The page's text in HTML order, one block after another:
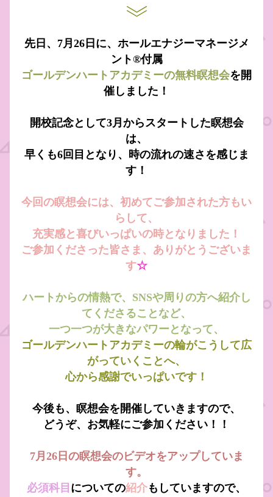
先日、7月26日に、ホールエナジーマネージメ
ント®付属
ゴールデンハートアカデミーの無料瞑想会を開
催しました！
開校記念として3月からスタートした瞑想会
は、
早くも6回目となり、時の流れの速さを感じま
す！
今回の瞑想会には、初めてご参加された方もい
らして、
充実感と喜びいっぱいの時となりました！
ご参加くださった皆さま、ありがとうございま
す☆
ハートからの情熱で、SNSや周りの方へ紹介し
てくださることなど、
一つ一つが大きなパワーとなって、
ゴールデンハートアカデミーの輪がこうして広
がっていくことへ、
心から感謝でいっぱいです！
今後も、瞑想会を開催していきますので、
どうぞ、お気軽にご参加ください！！
7月26日の瞑想会のビデオをアップしていま
す。
必須科目 についての紹介もしていますので、